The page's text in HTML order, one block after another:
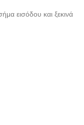
εισόδου και ξεκινά